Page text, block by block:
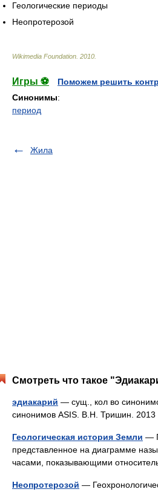
Геологические периоды
Неопротерозой
Wikimedia Foundation 2010
Игры ⚽
Поможем решить
Синонимы:
период
Жила
Смотреть что такое
эдиакарий — сущ., кол во
синонимов ASIS. В.Н. Тришин.
Геологическая история Земли —
представленное на диаграмме
часами, показывающими
Неопротерозой —